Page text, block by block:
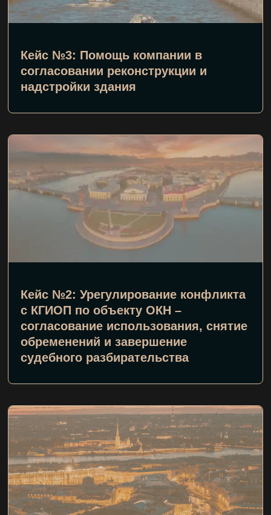
Кейс №3: Помощь компании в
согласовании реконструкции и
надстройки здания
Кейс №2: Урегулирование конфликта
с КГИОП по объекту ОКН –
согласование использования, снятие
обременений и завершение
судебного разбирательства